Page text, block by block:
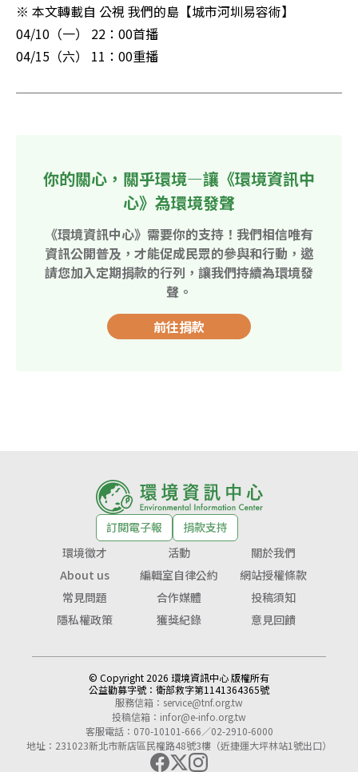
※ 本文轉載自 公視 我們的島【城市河圳易容術】
04/10（一） 22：00首播
04/15（六） 11：00重播
你的關心，關乎環境—讓《環境資訊中
心》為環境發聲
《環境資訊中心》需要你的支持！我們相信唯有
資訊公開普及，才能促成民眾的參與和行動，邀
請您加入定期捐款的行列，讓我們持續為環境發
聲。
前往捐款
訂閱電子報
捐款支持
環境徵才
活動
關於我們
About us
編輯室自律公約
網站授權條款
常見問題
合作媒體
投稿須知
隱私權政策
獲獎紀錄 意見回饋
© Copyright 2026 環境資訊中心 版權所有
公益勸募字號： 衛部救字第1141364365號
服務信箱： service@tnf.org.tw
投稿信箱： infor@e-info.org.tw
客服電話：070-10101-666／02-2910-6000
地址：231023新北市新店區民權路48號3樓（近捷運大坪林站1號出口）